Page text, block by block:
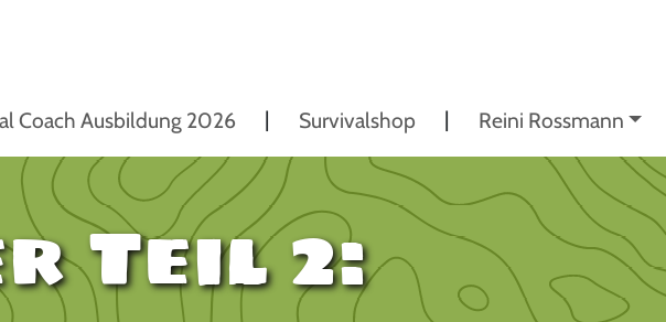
Coach Ausbildung 2026 Survivalshop Reini Rossmann
Teil 2: